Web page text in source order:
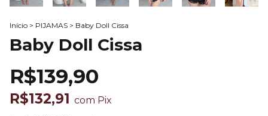
Início > PIJAMAS > Baby Doll Cissa
Baby Doll Cissa
R$139,90
R$132,91 com Pix